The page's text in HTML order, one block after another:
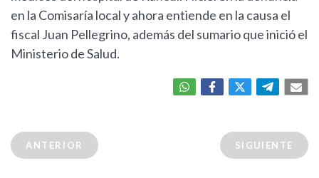
en la Comisaría local y ahora entiende en la causa el
fiscal Juan Pellegrino, además del sumario que inició el
Ministerio de Salud.
ANTERIOR SIGUIENTE